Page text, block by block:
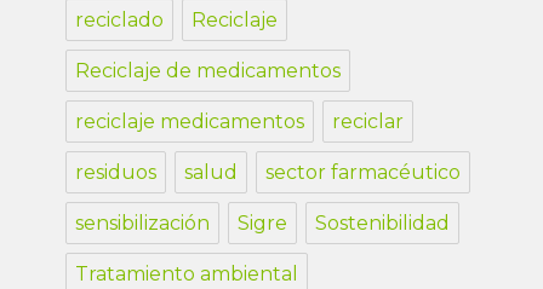
reciclado Reciclaje
Reciclaje de medicamentos
reciclaje medicamentos reciclar
residuos salud sector farmacéutico
sensibilización Sigre Sostenibilidad
Tratamiento ambiental